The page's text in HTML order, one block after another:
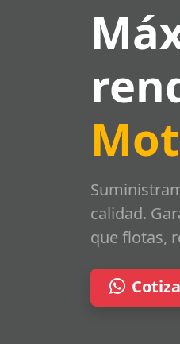
calidad.
que flotas,